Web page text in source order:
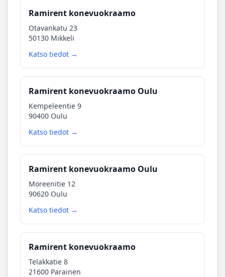
Ramirent konevuokraamo
Otavankatu 23
50130 Mikkeli
Katso tiedot →
Ramirent konevuokraamo Oulu
Kempeleentie 9
90400 Oulu
Katso tiedot →
Ramirent konevuokraamo Oulu
Moreenitie 12
90620 Oulu
Katso tiedot →
Ramirent konevuokraamo
Telakkatie 8
21600 Parainen